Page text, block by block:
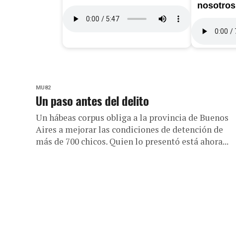
nosotros
MU82
Un paso antes del delito
Un hábeas corpus obliga a la provincia de Buenos
Aires a mejorar las condiciones de detención de
más de 700 chicos. Quien lo presentó está ahora...